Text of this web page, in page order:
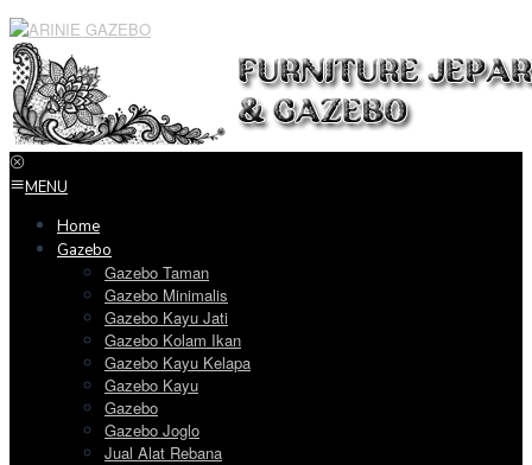
Loncat
ke
konten
MENU
Home
Gazebo
Gazebo Taman
Gazebo Minimalis
Gazebo Kayu Jati
Gazebo Kolam Ikan
Gazebo Kayu Kelapa
Gazebo Kayu
Gazebo
Gazebo Joglo
Jual Alat Rebana